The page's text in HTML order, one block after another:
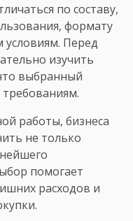
по составу,
формату
Перед
изучить
выбранный
работы, бизнеса
не только
помогает
расходов и